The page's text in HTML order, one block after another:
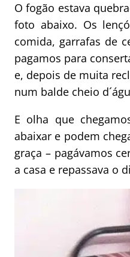
O fogão estava
foto abaixo. Os
comida, garrafas de
pagamos para
e, depois de muita
num balde cheio
E olha que
abaixar e podem
graça – pagávamos
a casa e repassava o